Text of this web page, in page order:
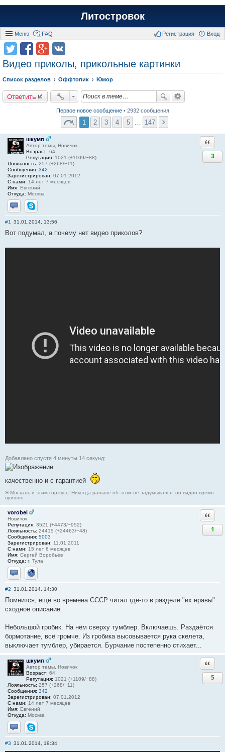
Литостровок
Меню FAQ Вход
Регистрация
Видео приколы, прикольные картинки
Список разделов Оффтопик Юмор
Ответить
Первое новое сообщение• 2932 сообщения
1 2 3 4 5 147
шкумп
Автор темы, Новичок
Возраст: 64
Репутация: 1021 (+1109/−88)
Лояльность: 257 (+268/−11)
Сообщения: 342
Зарегистрирован: 07.01.2012
С нами: 14 лет 7 месяцев
Имя: Евгений
Откуда: Москва
Отправить личное сообщение
Skype
3
#1 31.01.2014, 13:56
Вот подумал, а почему нет видео приколов?
Добавлено спустя 4 минуты 14 секунд:
качественно и с гарантией
Я Москаль и этим горжусь! Никогда раньше об этом не задумывался, но видно время
пришло.
vorobei
Новичок
Репутация: 3521 (+4473/−952)
Лояльность: 24415 (+24463/−48)
Сообщения: 5003
Зарегистрирован: 11.01.2011
С нами: 15 лет 6 месяцев
Имя: Сергей Воробьёв
Откуда: г. Тула
Отправить личное сообщение
Сайт
1
#2 31.01.2014, 14:30
Помнится, ещё во времена СССР читал где-то в разделе "их нравы"
сходное описание.
Небольшой гробик. На нём сверху тумблер. Включаешь. Раздаётся
бормотание, всё громче. Из гробика высовывается рука скелета,
выключает тумблер, убирается. Бурчание постепенно стихает...
шкумп
Автор темы, Новичок
Возраст: 64
Репутация: 1021 (+1109/−88)
Лояльность: 257 (+268/−11)
Сообщения: 342
Зарегистрирован: 07.01.2012
С нами: 14 лет 7 месяцев
Имя: Евгений
Откуда: Москва
Отправить личное сообщение
Skype
5
#3 31.01.2014, 19:34